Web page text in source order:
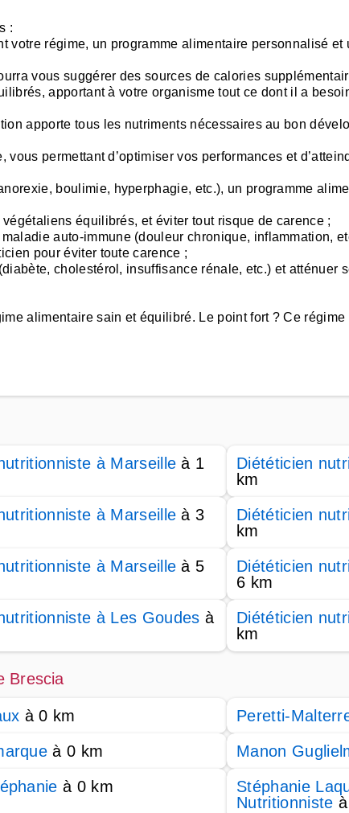
:
votre régime, un programme alimentaire personnalisé
vous suggérer des sources de calories
apportant à votre organisme tout ce dont il a
apporte tous les nutriments nécessaires au bon
permettant d’optimiser vos performances et
boulimie, hyperphagie, etc.), un programme
équilibrés, et éviter tout risque de carence ;
auto-immune (douleur chronique, inflammation,
pour éviter toute carence ;
cholestérol, insuffisance rénale, etc.) et atténuer
alimentaire sain et équilibré. Le point fort ? Ce
à Marseille à 1
Diététicien
km
à Marseille à 3
Diététicien
km
à Marseille à 5
Diététicien
6 km
à Les Goudes à
Diététicien
km
Brescia
à 0 km Peretti-
à 0 km Manon
à 0 km
Stéphanie
Nutritionniste